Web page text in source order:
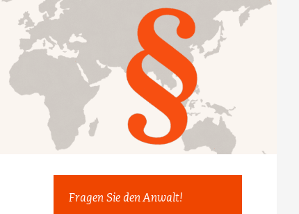
Fragen Sie den Anwalt!